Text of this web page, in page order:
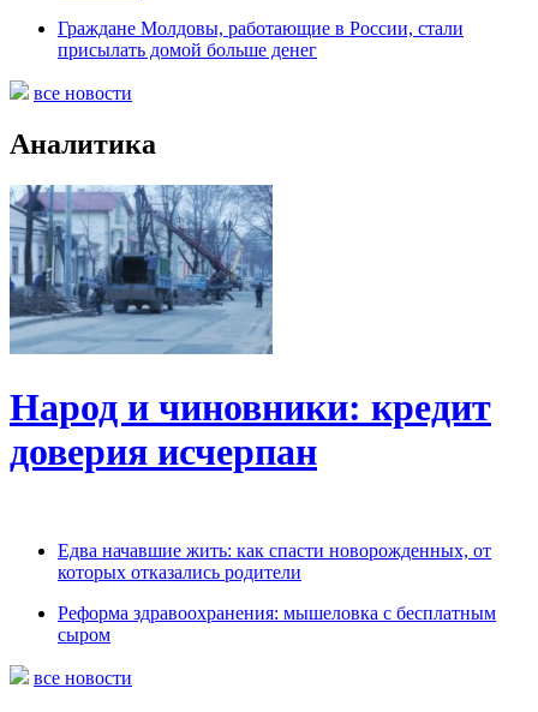
Граждане Молдовы, работающие в России, стали
присылать домой больше денег
все новости
Аналитика
Народ и чиновники: кредит
доверия исчерпан
Едва начавшие жить: как спасти новорожденных, от
которых отказались родители
Реформа здравоохранения: мышеловка с бесплатным
сыром
все новости